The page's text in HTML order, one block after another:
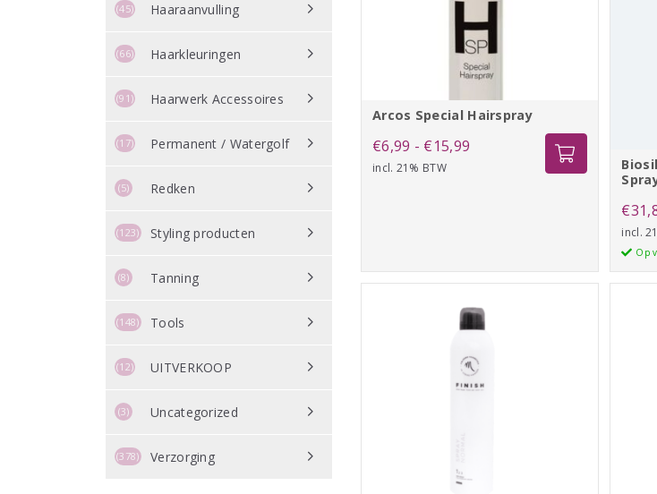
Arcos Special Hairspray
€6,99 - €15,99
incl. 21% BTW
€
incl.
Op
Haaraanvulling
(45)
Haarkleuringen
(66)
Haarwerk Accessoires
(91)
Permanent / Watergolf
(17)
Redken
(5)
Styling producten
(123)
Tanning
(8)
Tools
(148)
UITVERKOOP
(12)
Uncategorized
(3)
Verzorging
(378)